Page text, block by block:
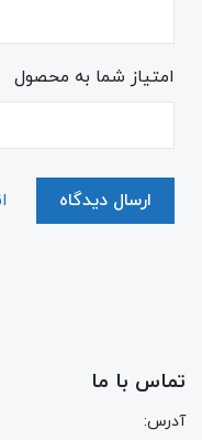
امتیاز شما به محصول
ارسال دیدگاه
تماس با ما
آدرس: